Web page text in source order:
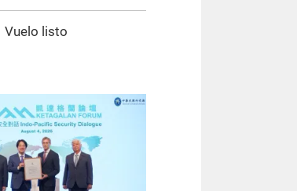
Vuelo listo